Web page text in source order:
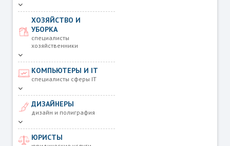
ХОЗЯЙСТВО И
УБОРКА
специалисты
хозяйственники
КОМПЬЮТЕРЫ И IT
специалисты сферы IT
ДИЗАЙНЕРЫ
дизайн и полиграфия
ЮРИСТЫ